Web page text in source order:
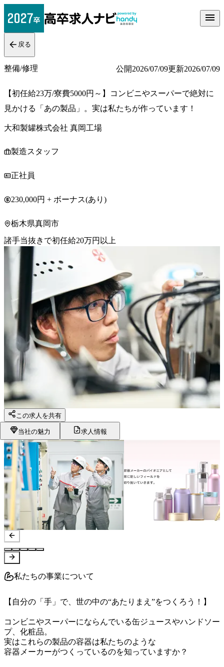
戻る
整備/修理 公開2026/07/09更新2026/07/09
【初任給23万/寮費5000円～】コンビニやスーパーで絶対に
見かける「あの製品」。実は私たちが作っています！
大和製罐株式会社 真岡工場
製造スタッフ
正社員
230,000円 + ボーナス(あり)
栃木県真岡市
諸手当抜きで初任給20万円以上
この求人を共有
当社の魅力 求人情報
私たちの事業について
【自分の「手」で、世の中の“あたりまえ”をつくろう！】
コンビニやスーパーにならんでいる缶ジュースやハンドソー
プ、化粧品。
実はこれらの製品の容器は私たちのような
容器メーカーがつくっているのを知っていますか？